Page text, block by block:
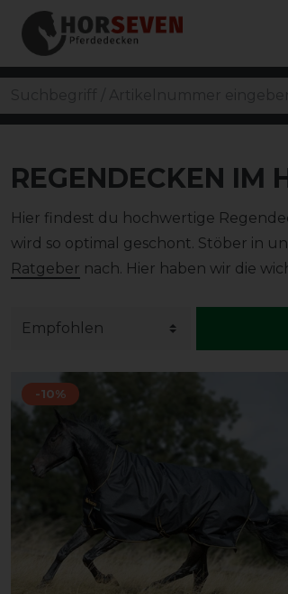
REGENDECKEN IM
Hier findest du hochwertige
wird so optimal geschont. Stöber in
Ratgeber nach. Hier haben wir die
-10%